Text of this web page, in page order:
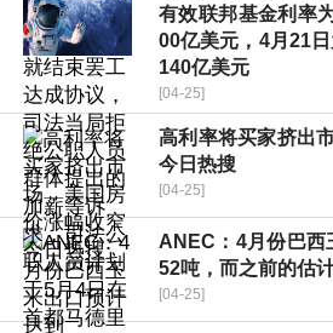
有效联邦基金利率
00亿美元，4月21
140亿美元
[04-25]
高利率将买家挤出
今日热搜
[04-25]
ANEC：4月份巴西
52吨，而之前的估
[04-25]